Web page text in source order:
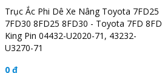
Trục Ắc Phi Dê Xe Nâng Toyota 7FD25
7FD30 8FD25 8FD30 - Toyota 7FD 8FD
King Pin 04432-U2020-71, 43232-
U3270-71
0 ₫